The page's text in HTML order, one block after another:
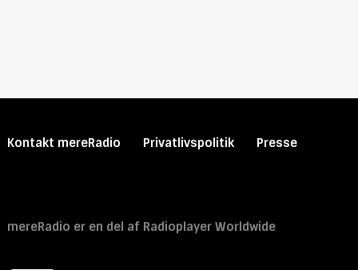
Primary
Kontakt mereRadio Privatlivspolitik Presse
mereRadio er en del af Radioplayer Worldwide